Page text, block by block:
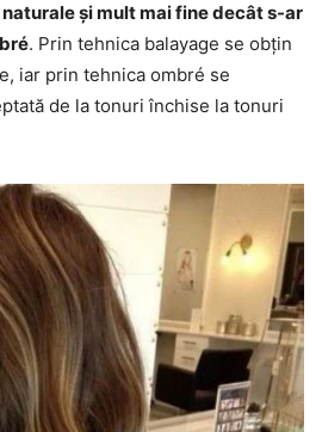
și mult mai fine decât s-ar
. Prin tehnica balayage se obțin
iar prin tehnica ombré se
de la tonuri închise la tonuri